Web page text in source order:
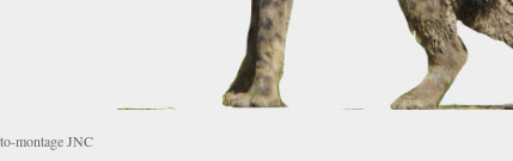
montage JNC